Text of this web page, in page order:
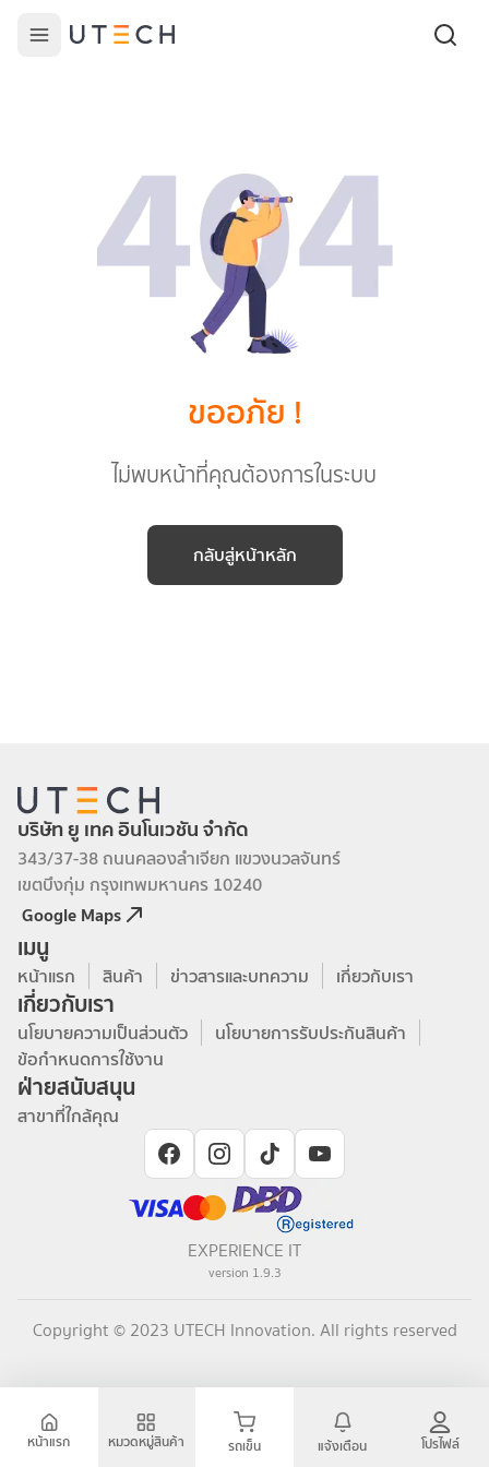
ขออภัย !
ไม่พบหน้าที่คุณต้องการในระบบ
กลับสู่หน้าหลัก
บริษัท ยู เทค อินโนเวชัน จำกัด
343/37-38 ถนนคลองลำเจียก แขวงนวลจันทร์
เขตบึงกุ่ม กรุงเทพมหานคร 10240
Google Maps
เมนู
หน้าแรก สินค้า ข่าวสารและบทความ เกี่ยวกับเรา
เกี่ยวกับเรา
นโยบายความเป็นส่วนตัว
นโยบายการรับประกันสินค้า
ข้อกำหนดการใช้งาน
ฝ่ายสนับสนุน
สาขาที่ใกล้คุณ
EXPERIENCE IT
version 1.9.3
Copyright © 2023 UTECH Innovation. All rights reserved
หน้าแรก หมวดหมู่สินค้า รถเข็น แจ้งเตือน โปรไฟล์